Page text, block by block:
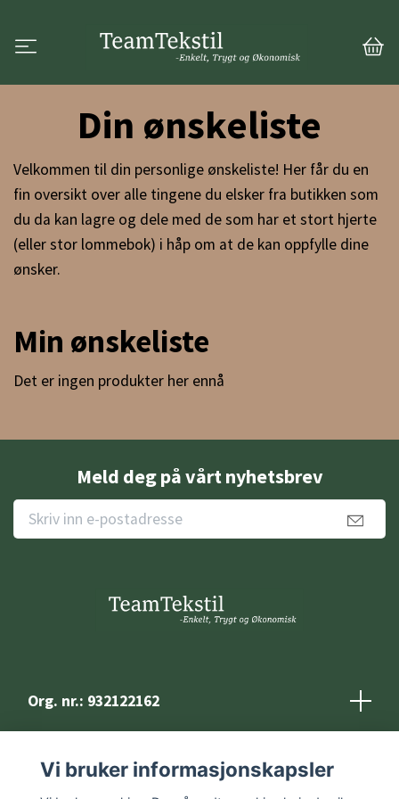
Din ønskeliste
Velkommen til din personlige ønskeliste! Her får du en
fin oversikt over alle tingene du elsker fra butikken som
du da kan lagre og dele med de som har et stort hjerte
(eller stor lommebok) i håp om at de kan oppfylle dine
ønsker.
Min ønskeliste
Det er ingen produkter her ennå
Meld deg på vårt nyhetsbrev
Org. nr.: 932122162
Kontakt
Vi bruker informasjonskapsler